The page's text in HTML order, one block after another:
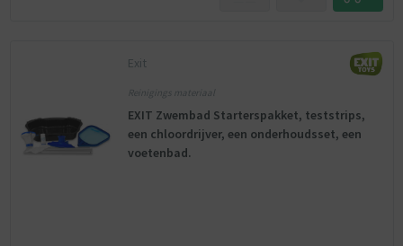
Exit
Reinigings materiaal
EXIT Zwembad Starterspakket, teststrips,
een chloordrijver, een onderhoudsset, een
voetenbad.